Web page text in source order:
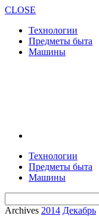
CLOSE
Технологии
Предметы быта
Машины
Технологии
Предметы быта
Машины
Archives 2014 Декабрь